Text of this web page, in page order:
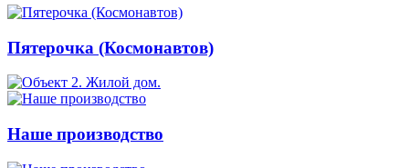
Пятерочка (Космонавтов)
Наше производство